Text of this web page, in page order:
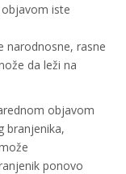
iste
narodnosne, rasne
da leži na
objavom
branjenika,
ponovo